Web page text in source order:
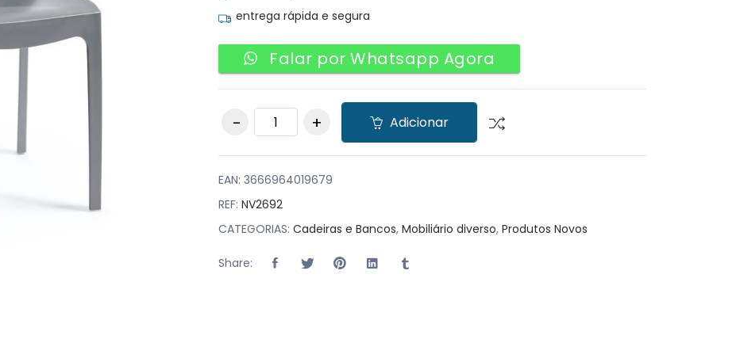
entrega rápida e segura
Falar por Whatsapp Agora
Pack 40 Cadeiras
EMMA Cinza
Adicionar
EAN: 3666964019679
REF: NV2692
CATEGORIAS: Cadeiras e Bancos, Mobiliário diverso, Produtos Novos
Share: